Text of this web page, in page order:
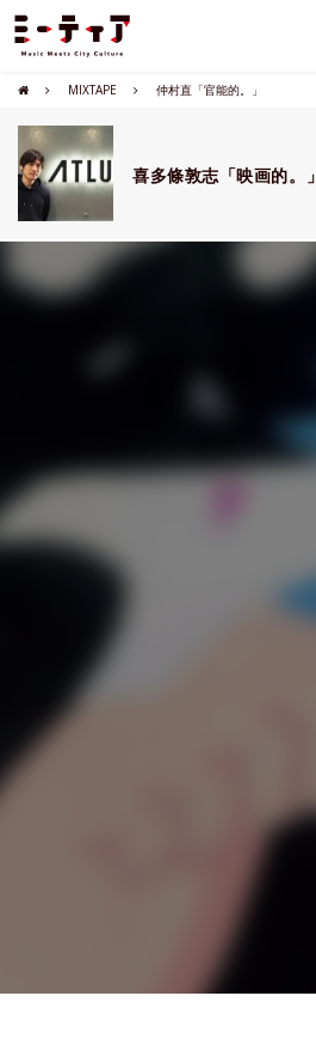
MIXTAPE 仲村直「官能的。」
喜多條敦志「映画的。」